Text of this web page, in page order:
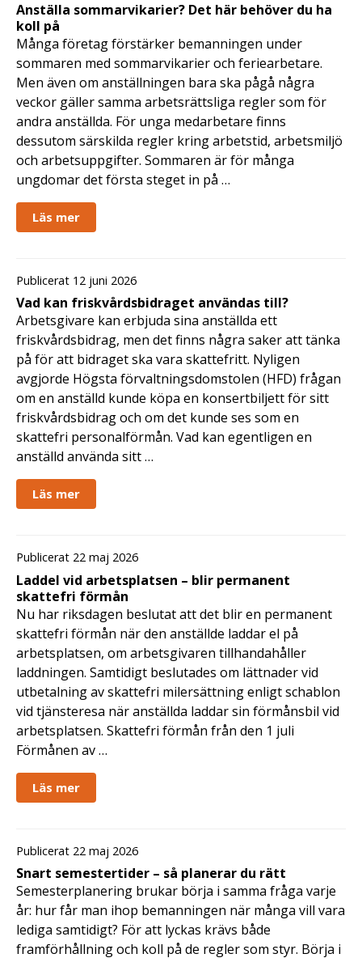
Anställa sommarvikarier? Det här behöver du ha
koll på
Många företag förstärker bemanningen under
sommaren med sommarvikarier och feriearbetare.
Men även om anställningen bara ska pågå några
veckor gäller samma arbetsrättsliga regler som för
andra anställda. För unga medarbetare finns
dessutom särskilda regler kring arbetstid, arbetsmiljö
och arbetsuppgifter. Sommaren är för många
ungdomar det första steget in på …
Läs mer
Publicerat 12 juni 2026
Vad kan friskvårdsbidraget användas till?
Arbetsgivare kan erbjuda sina anställda ett
friskvårdsbidrag, men det finns några saker att tänka
på för att bidraget ska vara skattefritt. Nyligen
avgjorde Högsta förvaltningsdomstolen (HFD) frågan
om en anställd kunde köpa en konsertbiljett för sitt
friskvårdsbidrag och om det kunde ses som en
skattefri personalförmån. Vad kan egentligen en
anställd använda sitt …
Läs mer
Publicerat 22 maj 2026
Laddel vid arbetsplatsen – blir permanent
skattefri förmån
Nu har riksdagen beslutat att det blir en permanent
skattefri förmån när den anställde laddar el på
arbetsplatsen, om arbetsgivaren tillhandahåller
laddningen. Samtidigt beslutades om lättnader vid
utbetalning av skattefri milersättning enligt schablon
vid tjänsteresa när anställda laddar sin förmånsbil vid
arbetsplatsen. Skattefri förmån från den 1 juli
Förmånen av …
Läs mer
Publicerat 22 maj 2026
Snart semestertider – så planerar du rätt
Semesterplanering brukar börja i samma fråga varje
år: hur får man ihop bemanningen när många vill vara
lediga samtidigt? För att lyckas krävs både
framförhållning och koll på de regler som styr. Börja i